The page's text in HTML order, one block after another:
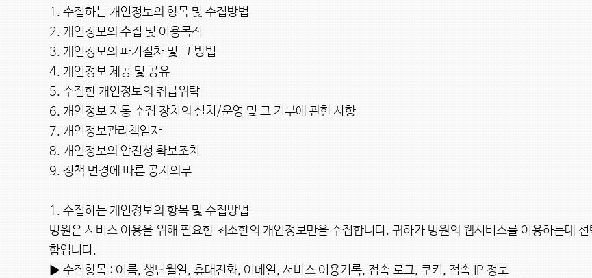
1. 수집하는 개인정보의 항목 및 수집방법
2. 개인정보의 수집 및 이용목적
3. 개인정보의 파기절차 및 그 방법
4. 개인정보 제공 및 공유
5. 수집한 개인정보의 취급위탁
6. 개인정보 자동 수집 장치의 설치/운영 및 그 거부에 관한 사항
7. 개인정보관리책임자
8. 개인정보의 안전성 확보조치
9. 정책 변경에 따른 공지의무
1. 수집하는 개인정보의 항목 및 수집방법
병원은 서비스 이용을 위해 필요한 최소한의 개인정보만을 수집합니다. 귀하가 병원의 웹서비스를 이용하는데
함입니다.
▶ 수집항목 : 이름, 생년월일, 휴대전화, 이메일, 서비스 이용기록, 접속 로그, 쿠키, 접속 IP 정보